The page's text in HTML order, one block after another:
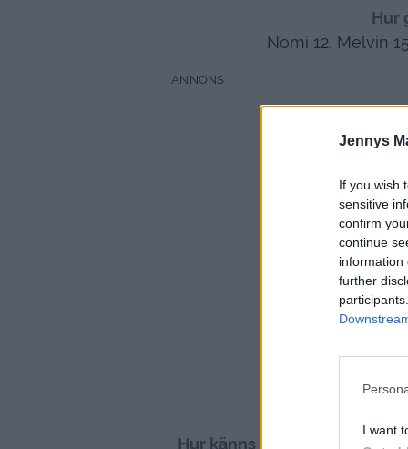
Jennys
If you wish
sensitive
confirm
continue
information
further
I want
Hur
Nomi 12, Melvin
Hur känns det att bli så ung